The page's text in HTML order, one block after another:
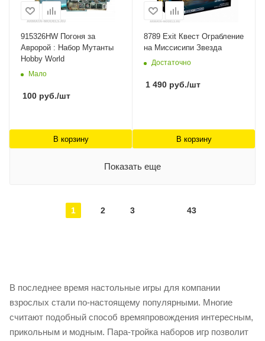
915326HW Погоня за
Авророй : Набор Мутанты
Hobby World
Мало
100 руб./шт
В корзину
8789 Exit Квест Ограбление
на Миссисипи Звезда
Достаточно
1 490 руб./шт
В корзину
Показать еще
1 2 3 43
В последнее время настольные игры для компании
взрослых стали по-настоящему популярными. Многие
считают подобный способ времяпровождения интересным,
прикольным и модным. Пара-тройка наборов игр позволит